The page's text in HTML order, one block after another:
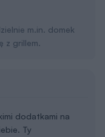
m.in. domek
z grillem.
dodatkami na
Ty